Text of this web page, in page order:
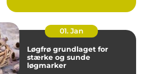
01. Jan
Løgfrø grundlaget for
stærke og sunde
løgmarker